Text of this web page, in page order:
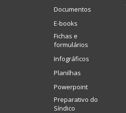
Documentos
E-books
Fichas e
formulários
Infográficos
Planilhas
Powerpoint
Preparativo do
Síndico